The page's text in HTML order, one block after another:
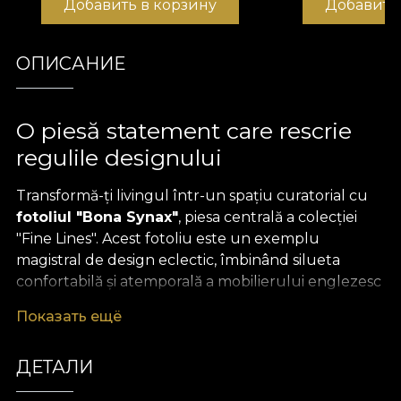
Добавить в корзину
ОПИСАНИЕ
O piesă statement care rescrie
regulile designului
Transformă-ți livingul într-un spațiu curatorial cu
fotoliul "Bona Synax", piesa centrală a colecției
"Fine Lines". Acest fotoliu este un exemplu
magistral de design eclectic, îmbinând silueta
confortabilă și atemporală a mobilierului englezesc
din curentul Bauhaus.
Este alegerea ideală pentru cei care nu fac
compromisuri între confort și estetică. Așa cum se
Показать ещё
ДЕТАЛИ